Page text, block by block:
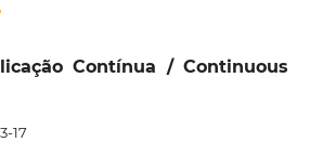
Contínua / Continuous
17